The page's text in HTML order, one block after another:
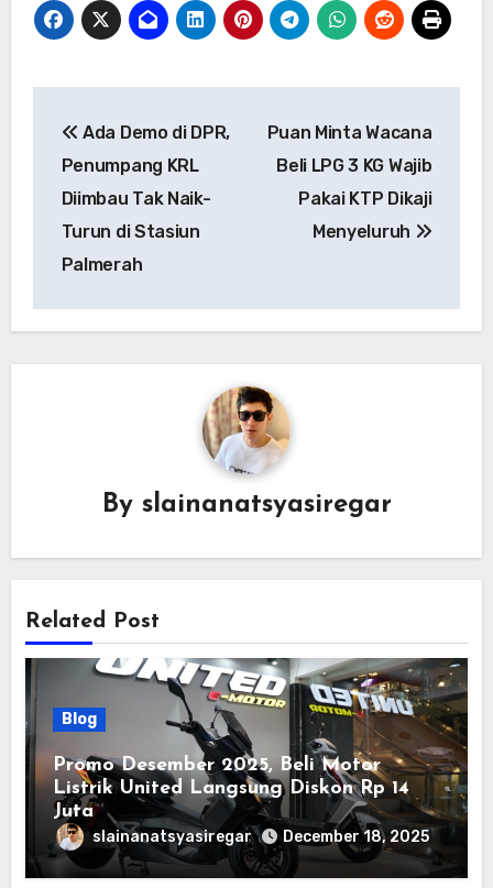
navigation
Ada Demo di DPR,
Penumpang KRL
Diimbau Tak Naik-
Turun di Stasiun
Palmerah
Puan Minta Wacana
Beli LPG 3 KG Wajib
Pakai KTP Dikaji
Menyeluruh
By slainanatsyasiregar
Related Post
Blog
Promo Desember 2025, Beli Motor
Listrik United Langsung Diskon Rp 14
Juta
slainanatsyasiregar December 18, 2025